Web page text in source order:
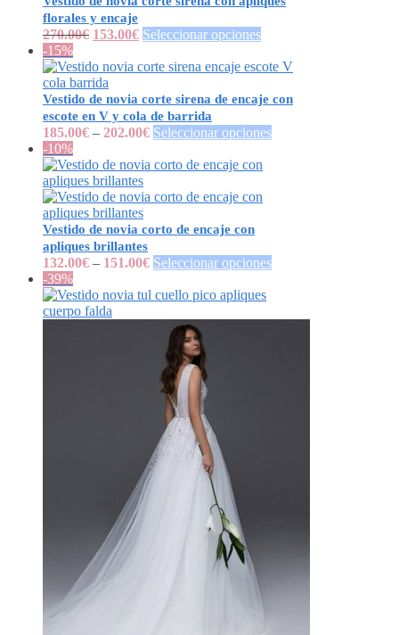
florales y encaje
270.00€ 153.00€ Seleccionar opciones
-15%
Vestido de novia corte sirena de encaje con
escote en V y cola de barrida
185.00€ – 202.00€ Seleccionar opciones
-10%
Vestido de novia corto de encaje con
apliques brillantes
132.00€ – 151.00€ Seleccionar opciones
-39%